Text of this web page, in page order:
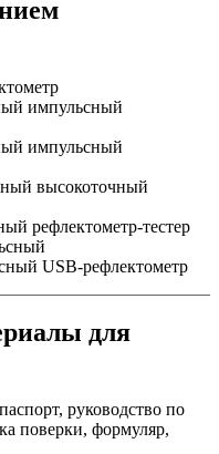
импульсный
импульсный
высокоточный
рефлектометр-тестер
USB-рефлектометр
для
руководство по
поверки, формуляр,